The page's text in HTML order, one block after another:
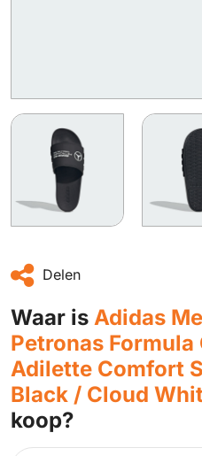
Delen
Waar is Adidas
Petronas Formula
Adilette Comfort
Black / Cloud
koop?